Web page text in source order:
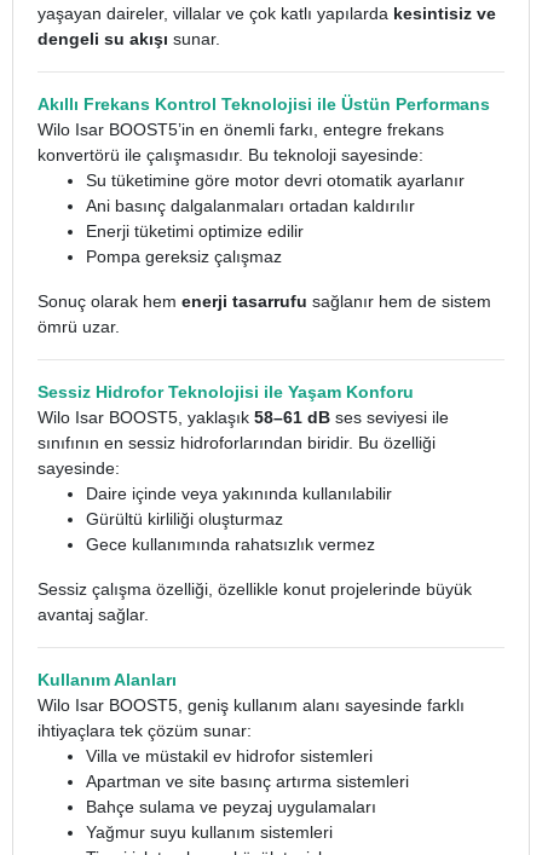
yaşayan daireler, villalar ve çok katlı yapılarda kesintisiz ve
dengeli su akışı sunar.
Akıllı Frekans Kontrol Teknolojisi ile Üstün Performans
Wilo Isar BOOST5’in en önemli farkı, entegre frekans
konvertörü ile çalışmasıdır. Bu teknoloji sayesinde:
Su tüketimine göre motor devri otomatik ayarlanır
Ani basınç dalgalanmaları ortadan kaldırılır
Enerji tüketimi optimize edilir
Pompa gereksiz çalışmaz
Sonuç olarak hem enerji tasarrufu sağlanır hem de sistem
ömrü uzar.
Sessiz Hidrofor Teknolojisi ile Yaşam Konforu
Wilo Isar BOOST5, yaklaşık 58–61 dB ses seviyesi ile
sınıfının en sessiz hidroforlarından biridir. Bu özelliği
sayesinde:
Daire içinde veya yakınında kullanılabilir
Gürültü kirliliği oluşturmaz
Gece kullanımında rahatsızlık vermez
Sessiz çalışma özelliği, özellikle konut projelerinde büyük
avantaj sağlar.
Kullanım Alanları
Wilo Isar BOOST5, geniş kullanım alanı sayesinde farklı
ihtiyaçlara tek çözüm sunar:
Villa ve müstakil ev hidrofor sistemleri
Apartman ve site basınç artırma sistemleri
Bahçe sulama ve peyzaj uygulamaları
Yağmur suyu kullanım sistemleri